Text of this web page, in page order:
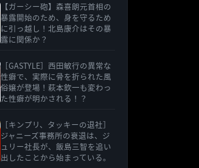
【ガーシー砲】森喜朗元首相の
暴露開始のため、身を守るため
に引っ越し！北島康介はその暴
露に関係か？
［GASTYLE］西田敏行の異常な
性癖で、実際に骨を折られた風
俗嬢が登場！萩本欽一も変わっ
た性癖が明かされる！？
［キンプリ、タッキーの退社］
ジャニーズ事務所の衰退は、ジ
ュリー社長が、飯島三智を追い
出したことから始まっている。